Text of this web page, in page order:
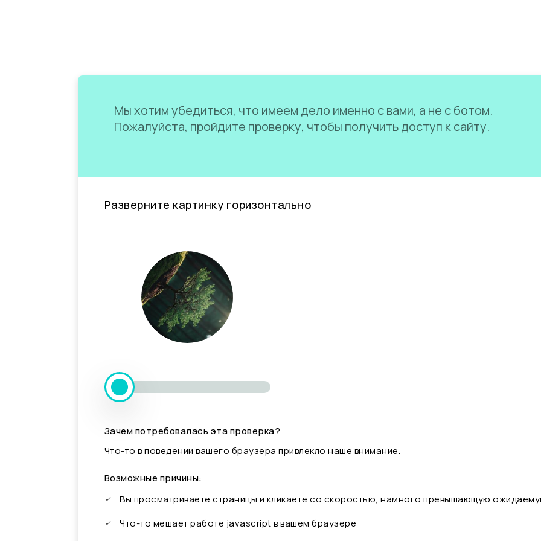
Мы хотим убедиться, что имеем дело именно с вами, а не с ботом.
Пожалуйста, пройдите проверку, чтобы получить доступ к сайту.
Разверните картинку горизонтально
Зачем потребовалась эта проверка?
Что-то в поведении вашего браузера привлекло наше внимание.
Возможные причины:
Вы просматриваете страницы и кликаете со скоростью, намного превышающую
Что-то мешает работе javascript в вашем браузере